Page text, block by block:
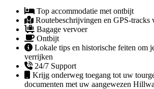
Top accommodatie met ontbijt
Routebeschrijvingen en GPS-
Bagage vervoer
Ontbijt
Lokale tips en historische feiten om
verrijken
24/7 Support
Krijg onderweg toegang tot uw
documenten met uw aangewezen